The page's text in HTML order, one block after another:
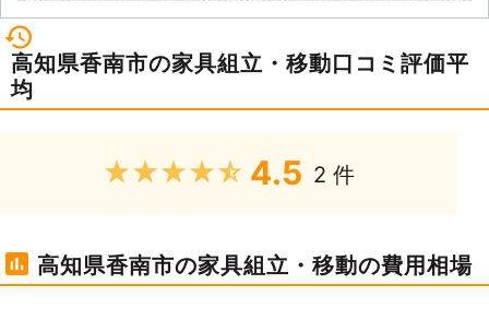
高知県香南市の家具組立・移動口コミ評価平
均
★★★★★ 4.5 2 件
高知県香南市の家具組立・移動の費用相場